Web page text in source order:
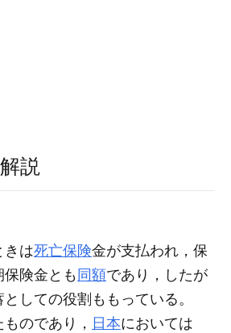
説
きは死亡保険金が支払われ，保
険金とも 同額であり，したが
しての役割ももっている。
のであり， 日本においては